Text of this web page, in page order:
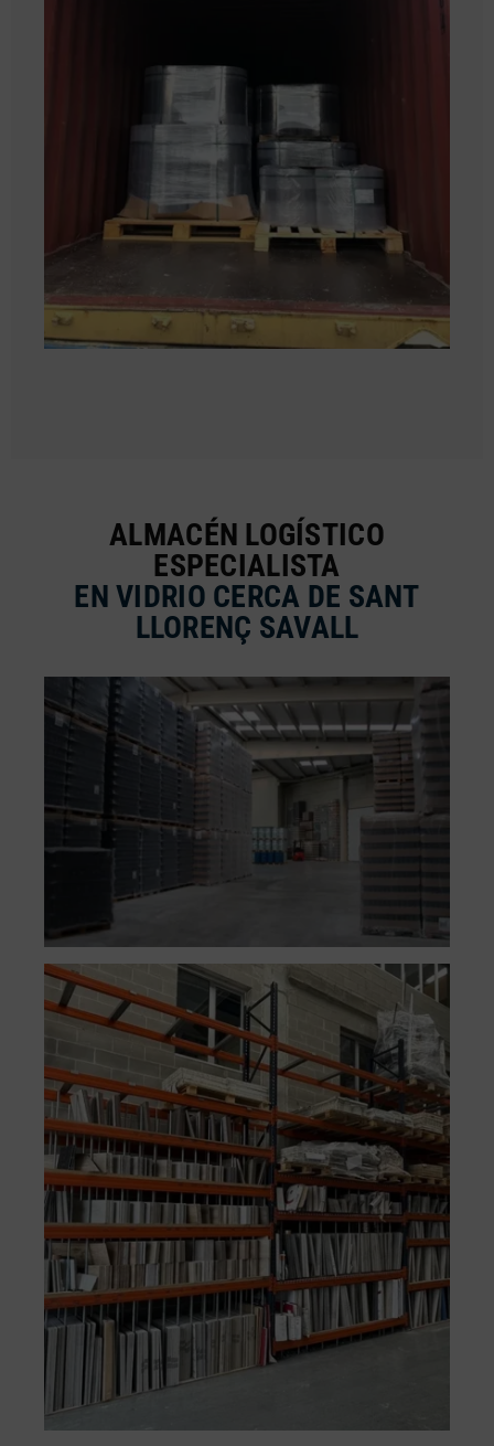
ALMACÉN LOGÍSTICO
ESPECIALISTA
EN VIDRIO CERCA DE SANT
LLORENÇ SAVALL